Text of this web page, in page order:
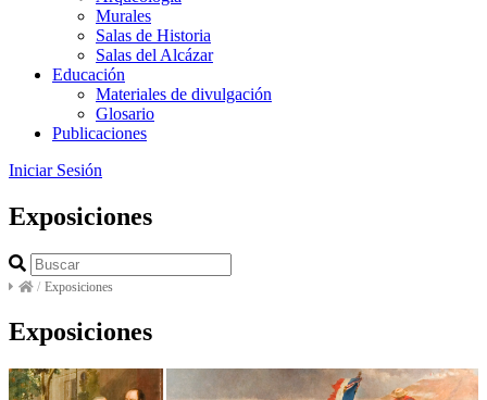
Murales
Salas de Historia
Salas del Alcázar
Educación
Materiales de divulgación
Glosario
Publicaciones
Iniciar Sesión
Exposiciones
/ Exposiciones
Exposiciones